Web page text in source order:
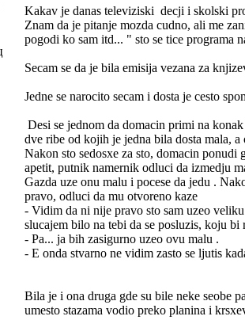
Kakav je danas televiziski decji i skolski
Znam da je pitanje mozda cudno, ali me
pogodi ko sam itd... " sto se tice programa
Secam se da je bila emisija vezana za
Jedne se narocito secam i dosta je cesto
Desi se jednom da domacin primi na
dve ribe od kojih je jedna bila dosta mala,
Nakon sto sedosxe za sto, domacin
apetit, putnik namernik odluci da izmedju
Gazda uze onu malu i pocese da jedu .
pravo, odluci da mu otvoreno kaze
- Vidim da ni nije pravo sto sam uzeo
slucajem bilo na tebi da se posluzis, koju bi
- Pa... ja bih zasigurno uzeo ovu malu .
- E onda stvarno ne vidim zasto se ljutis
Bila je i ona druga gde su bile neke seobe
umesto stazama vodio preko planina i